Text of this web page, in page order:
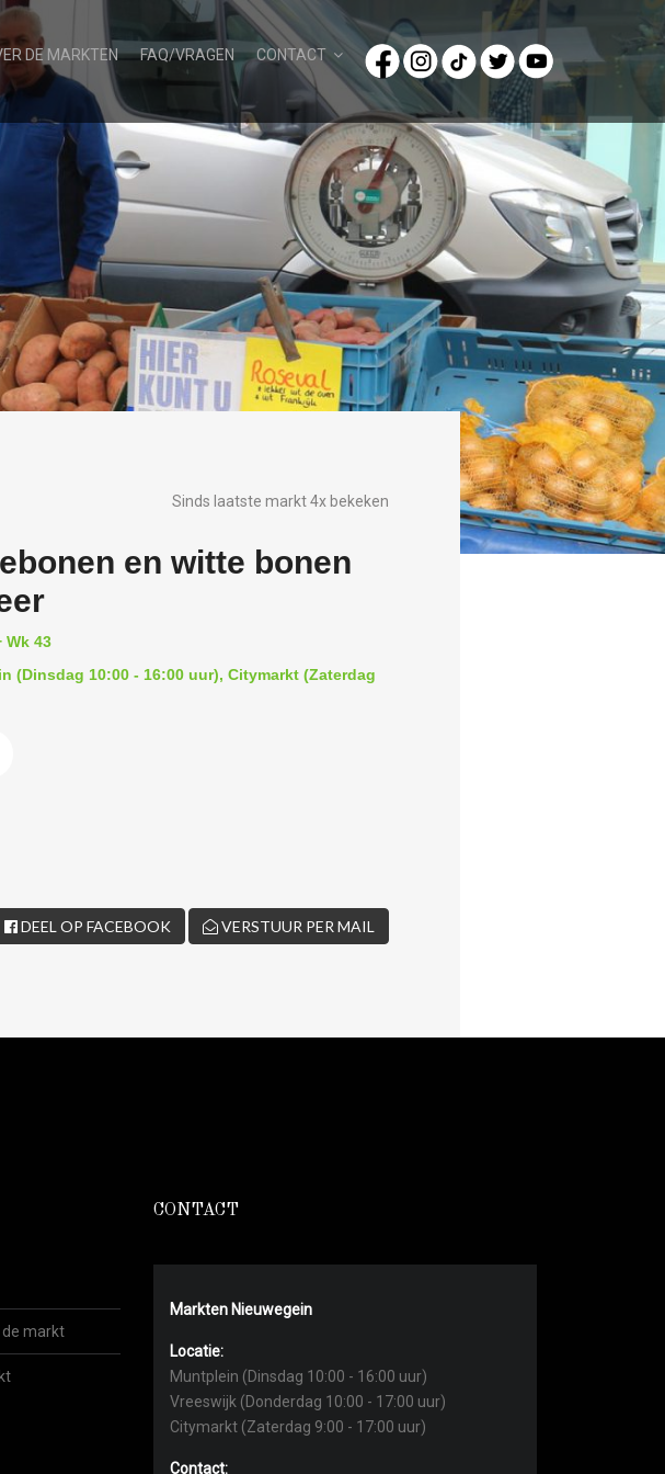
DE MARKTEN FAQ/VRAGEN CONTACT
Sinds laatste markt 4x bekeken
en witte bonen
Wk 43
(Dinsdag 10:00 - 16:00 uur), Citymarkt (Zaterdag
DEEL OP FACEBOOK VERSTUUR PER MAIL
de markt
CONTACT
Markten Nieuwegein
Locatie:
Muntplein (Dinsdag 10:00 - 16:00 uur)
Vreeswijk (Donderdag 10:00 - 17:00 uur)
Citymarkt (Zaterdag 9:00 - 17:00 uur)
Contact: